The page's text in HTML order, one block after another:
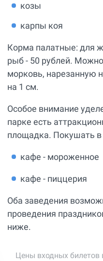
козы
карпы коя
Корма палатные: для
рыб - 50 рублей.
морковь, нарезанную
на 1 см.
Особое внимание
парке есть
площадка. Покушать
кафе - мороженное
кафе - пиццерия
Оба заведения
проведения
ниже.
Цены входных